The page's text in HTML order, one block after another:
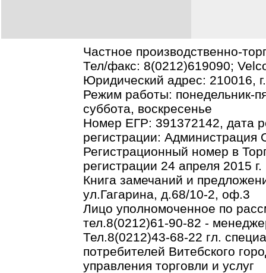
Частное производственно-
Тел/факс: 8(0212)619090;
Юридический адрес: 210016,
Режим работы: понедельник-
суббота, воскресенье
Номер ЕГР: 391372142, дата
регистрации: Администрация
Регистрационный номер в
регистрации 24 апреля 2015 г.
Книга замечаний и
ул.Гагарина, д.68/10-2, оф.3
Лицо уполномоченное по
тел.8(0212)61-90-82 -
Тел.8(0212)43-68-22 гл.
потребителей Витебского
управления торговли и услуг